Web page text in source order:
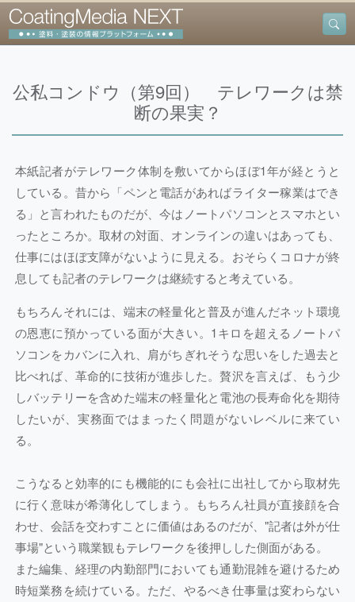
公私コンドウ（第9回） テレワークは禁
断の果実？
本紙記者がテレワーク体制を敷いてからほぼ1年が経とうと
している。昔から「ペンと電話があればライター稼業はでき
る」と言われたものだが、今はノートパソコンとスマホとい
ったところか。取材の対面、オンラインの違いはあっても、
仕事にはほぼ支障がないように見える。おそらくコロナが終
息しても記者のテレワークは継続すると考えている。
もちろんそれには、端末の軽量化と普及が進んだネット環境
の恩恵に預かっている面が大きい。1キロを超えるノートパ
ソコンをカバンに入れ、肩がちぎれそうな思いをした過去と
比べれば、革命的に技術が進歩した。贅沢を言えば、もう少
しバッテリーを含めた端末の軽量化と電池の長寿命化を期待
したいが、実務面ではまったく問題がないレベルに来てい
る。
こうなると効率的にも機能的にも会社に出社してから取材先
に行く意味が希薄化してしまう。もちろん社員が直接顔を合
わせ、会話を交わすことに価値はあるのだが、"記者は外が仕
事場"という職業観もテレワークを後押しした側面がある。
また編集、経理の内勤部門においても通勤混雑を避けるため
時短業務を続けている。ただ、やるべき仕事量は変わらない